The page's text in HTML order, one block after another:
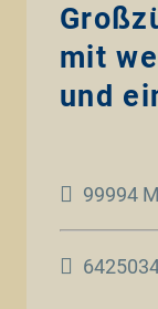
mit
und
99994